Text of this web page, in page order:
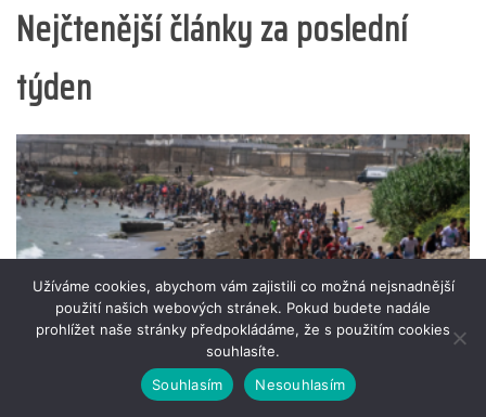
Nejčtenější články za poslední
týden
Užíváme cookies, abychom vám zajistili co možná nejsnadnější
použití našich webových stránek. Pokud budete nadále
prohlížet naše stránky předpokládáme, že s použitím cookies
souhlasíte.
Souhlasím
Nesouhlasím